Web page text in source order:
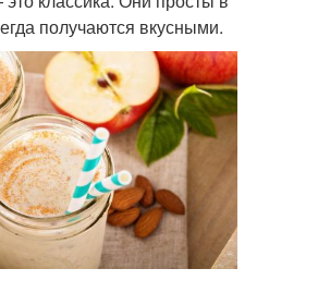
получаются вкусными.